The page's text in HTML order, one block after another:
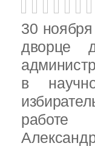
30
дворце
в
работе